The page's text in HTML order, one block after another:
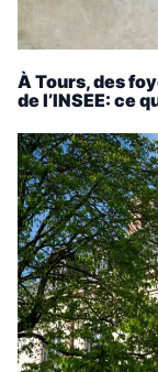
À Tours, des
de l’INSEE: ce